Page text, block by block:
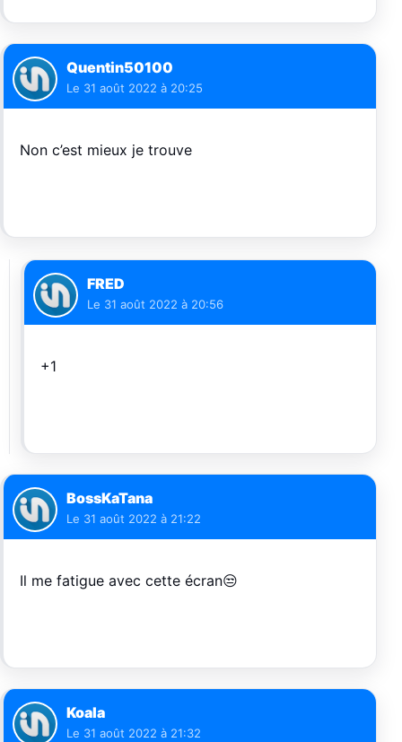
Quentin50100
Le 31 août 2022 à 20:25
Non c’est mieux je trouve
FRED
Le 31 août 2022 à 20:56
+1
BossKaTana
Le 31 août 2022 à 21:22
Il me fatigue avec cette écran😒
Koala
Le 31 août 2022 à 21:32